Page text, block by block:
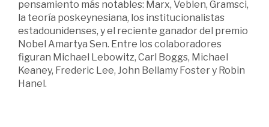
pensamiento más notables: Marx, Veblen, Gramsci,
la teoría poskeynesiana, los institucionalistas
estadounidenses, y el reciente ganador del premio
Nobel Amartya Sen. Entre los colaboradores
figuran Michael Lebowitz, Carl Boggs, Michael
Keaney, Frederic Lee, John Bellamy Foster y Robin
Hanel.